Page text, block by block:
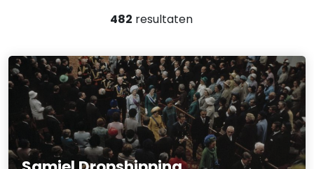
482 resultaten